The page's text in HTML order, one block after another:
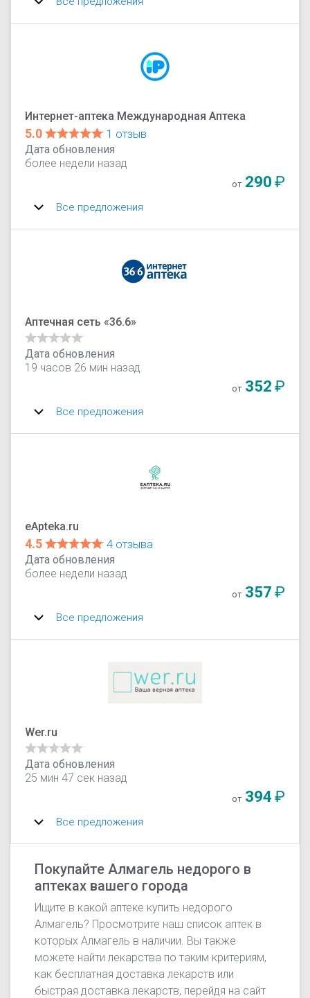
Интернет-аптека Международная Аптека
5.0
1 отзыв
Дата обновления
более недели назад
от 290₽
Все предложения
Аптечная сеть «36.6»
Дата обновления
19 часов 26 мин назад
от 352₽
Все предложения
eApteka.ru
4.5
4 отзыва
Дата обновления
более недели назад
от 357₽
Все предложения
Wer.ru
Дата обновления
25 мин 47 сек назад
от 394₽
Все предложения
Покупайте Алмагель недорого в
аптеках вашего города
Ищите в какой аптеке купить недорого
Алмагель? Просмотрите наш список аптек в
которых Алмагель в наличии. Вы также
можете найти лекарства по таким критериям,
как бесплатная доставка лекарств или
быстрая доставка лекарств, перейдя на сайт